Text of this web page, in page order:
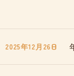
2025年12月26日